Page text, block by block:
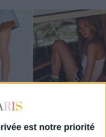
est notre priorité
DE L’ÉTÉ